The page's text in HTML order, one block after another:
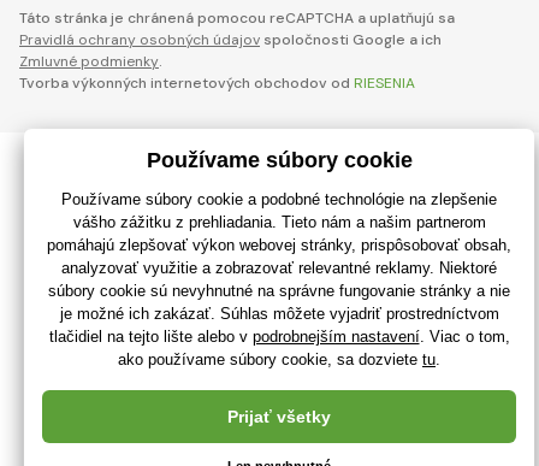
Táto stránka je chránená pomocou reCAPTCHA a uplatňujú sa
Pravidlá ochrany osobných údajov spoločnosti Google a ich
Zmluvné podmienky.
Tvorba výkonných internetových obchodov od RIESENIA